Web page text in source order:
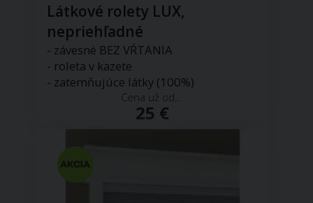
Látkové rolety LUX,
nepriehľadné
- závesné BEZ VŔTANIA
- roleta v kazete
- zatemňujúce látky (100%)
Cena už od...
25 €